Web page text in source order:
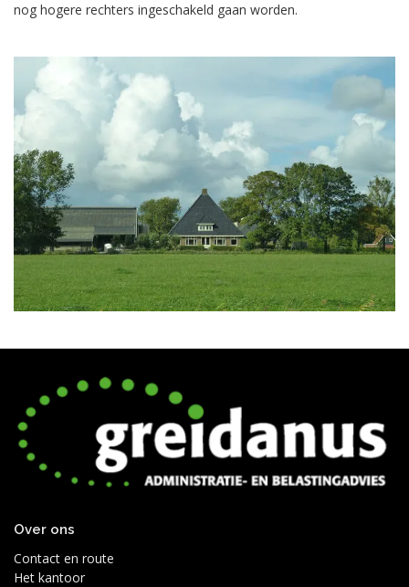
nog hogere rechters ingeschakeld gaan worden.
Over ons
Contact en route
Het kantoor